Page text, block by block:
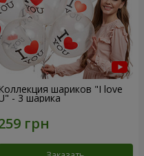
Коллекция шариков "I love
- 3 шарика